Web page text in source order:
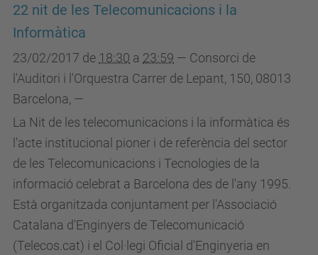
22 nit de les Telecomunicacions i la
Informàtica
23/02/2017 de 18:30 a 23:59 — Consorci de
l'Auditori i l'Orquestra Carrer de Lepant, 150, 08013
Barcelona, —
La Nit de les telecomunicacions i la informàtica és
l'acte institucional pioner i de referència del sector
de les Telecomunicacions i Tecnologies de la
informació celebrat a Barcelona des de l'any 1995.
Està organitzada conjuntament per l'Associació
Catalana d'Enginyers de Telecomunicació
(Telecos.cat) i el Col·legi Oficial d'Enginyeria en